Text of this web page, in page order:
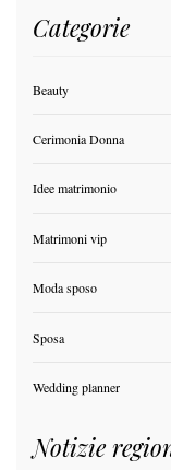
Categorie
Beauty
Cerimonia Donna
Idee matrimonio
Matrimoni vip
Moda sposo
Sposa
Wedding planner
Notizie